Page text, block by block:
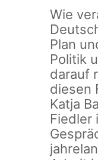
Wie
Plan
Politik
darauf
diesen
Katja
Fiedler